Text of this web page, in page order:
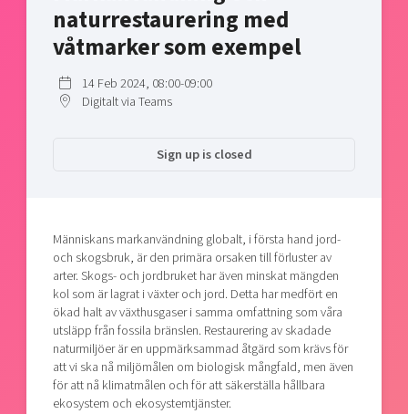
Shaping cities and regions
Bright East
Reversed mentorship
Upscaling
Talent & skills
Startup & industry collaboration
Offers to boost your business
Our community of companies
Projects
Project toolbox
Reach out to us
Locations
Today's lunch in Mjärdevi
naturrestaurering med
våtmarker som exempel
14 Feb 2024, 08:00-09:00
Digitalt via Teams
Sign up is closed
Människans markanvändning globalt, i första hand jord-
och skogsbruk, är den primära orsaken till förluster av
arter. Skogs- och jordbruket har även minskat mängden
kol som är lagrat i växter och jord. Detta har medfört en
ökad halt av växthusgaser i samma omfattning som våra
utsläpp från fossila bränslen. Restaurering av skadade
naturmiljöer är en uppmärksammad åtgärd som krävs för
att vi ska nå miljömålen om biologisk mångfald, men även
för att nå klimatmålen och för att säkerställa hållbara
ekosystem och ekosystemtjänster.